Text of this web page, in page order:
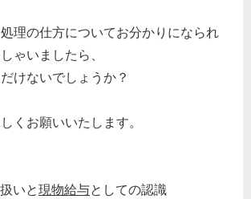
理の仕方についてお分かりになられ
ゃいましたら、
けないでしょうか？
くお願いいたします。
いと現物給与としての認識